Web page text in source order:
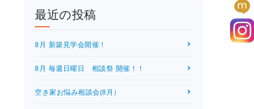
最近の投稿
8月 新築見学会開催！
8月 毎週日曜日 相談祭 開催！！
空き家お悩み相談会(8月）